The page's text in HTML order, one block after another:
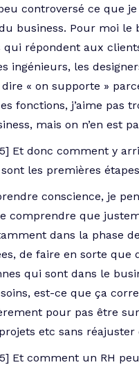
controversé ce que
business. Pour moi le
répondent aux
ingénieurs, les
« on supporte »
fonctions, j’aime pas
mais on n’en est
Et donc comment y
les premières
conscience, je
comprendre que
dans la phase
de faire en sorte
qui sont dans le
est-ce que ça
pour pas être
etc sans
Et comment un RH